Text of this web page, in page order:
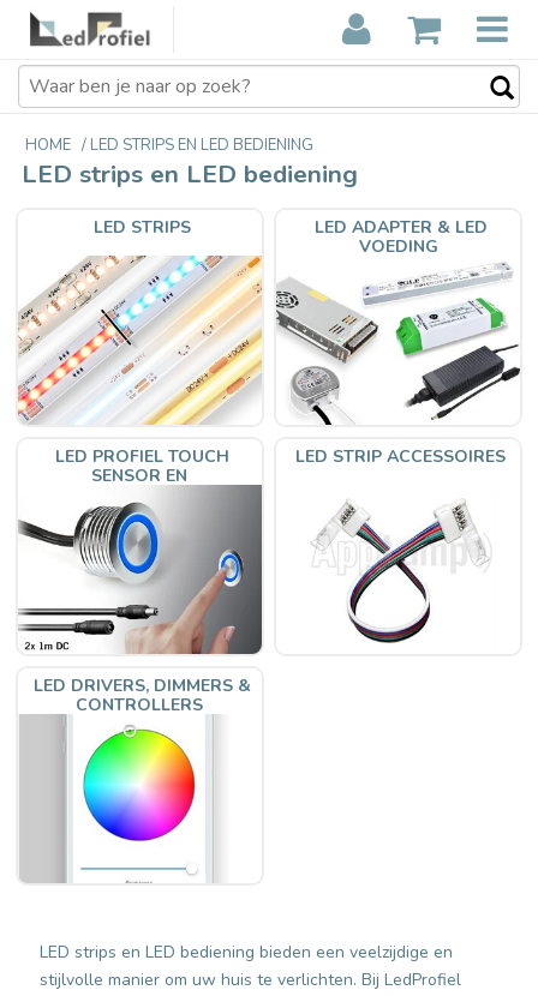
HOME / LED STRIPS EN LED BEDIENING
LED strips en LED bediening
LED STRIPS
LED ADAPTER & LED
VOEDING
LED PROFIEL TOUCH
SENSOR EN
LED STRIP ACCESSOIRES
LED DRIVERS, DIMMERS &
CONTROLLERS
LED strips en LED bediening bieden een veelzijdige en
stijlvolle manier om uw huis te verlichten. Bij LedProfiel